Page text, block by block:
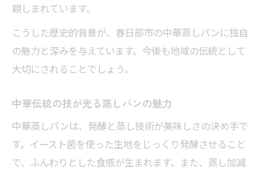
親しまれています。
こうした歴史的背景が、春日部市の中華蒸しパンに独自
の魅力と深みを与えています。今後も地域の伝統として
大切にされることでしょう。
中華伝統の技が光る蒸しパンの魅力
中華蒸しパンは、発酵と蒸し技術が美味しさの決め手で
す。イースト菌を使った生地をじっくり発酵させること
で、ふんわりとした食感が生まれます。また、蒸し加減